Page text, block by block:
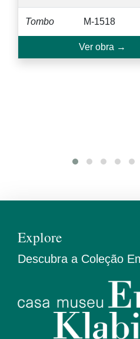
Medidas 85,0 x 45,7
M-1019
Explore
Descubra a Coleção